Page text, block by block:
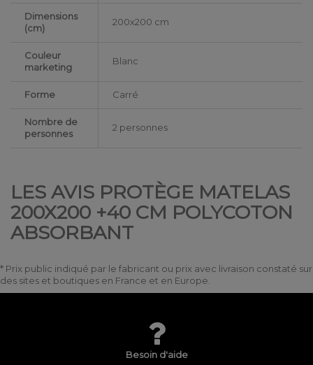
Dimensions
(cm)
200x200 cm
Couleur
marketing
Blanc
Forme Carré
Nombre de
personnes
2 personnes
LES AVIS PROTÈGE MATELAS
200X200 +40 CM POLYCOTON
ABSORBANT
* Prix public indiqué par le fabricant ou prix avec livraison constaté sur
des sites et boutiques en France et en Europe.
Besoin d'aide